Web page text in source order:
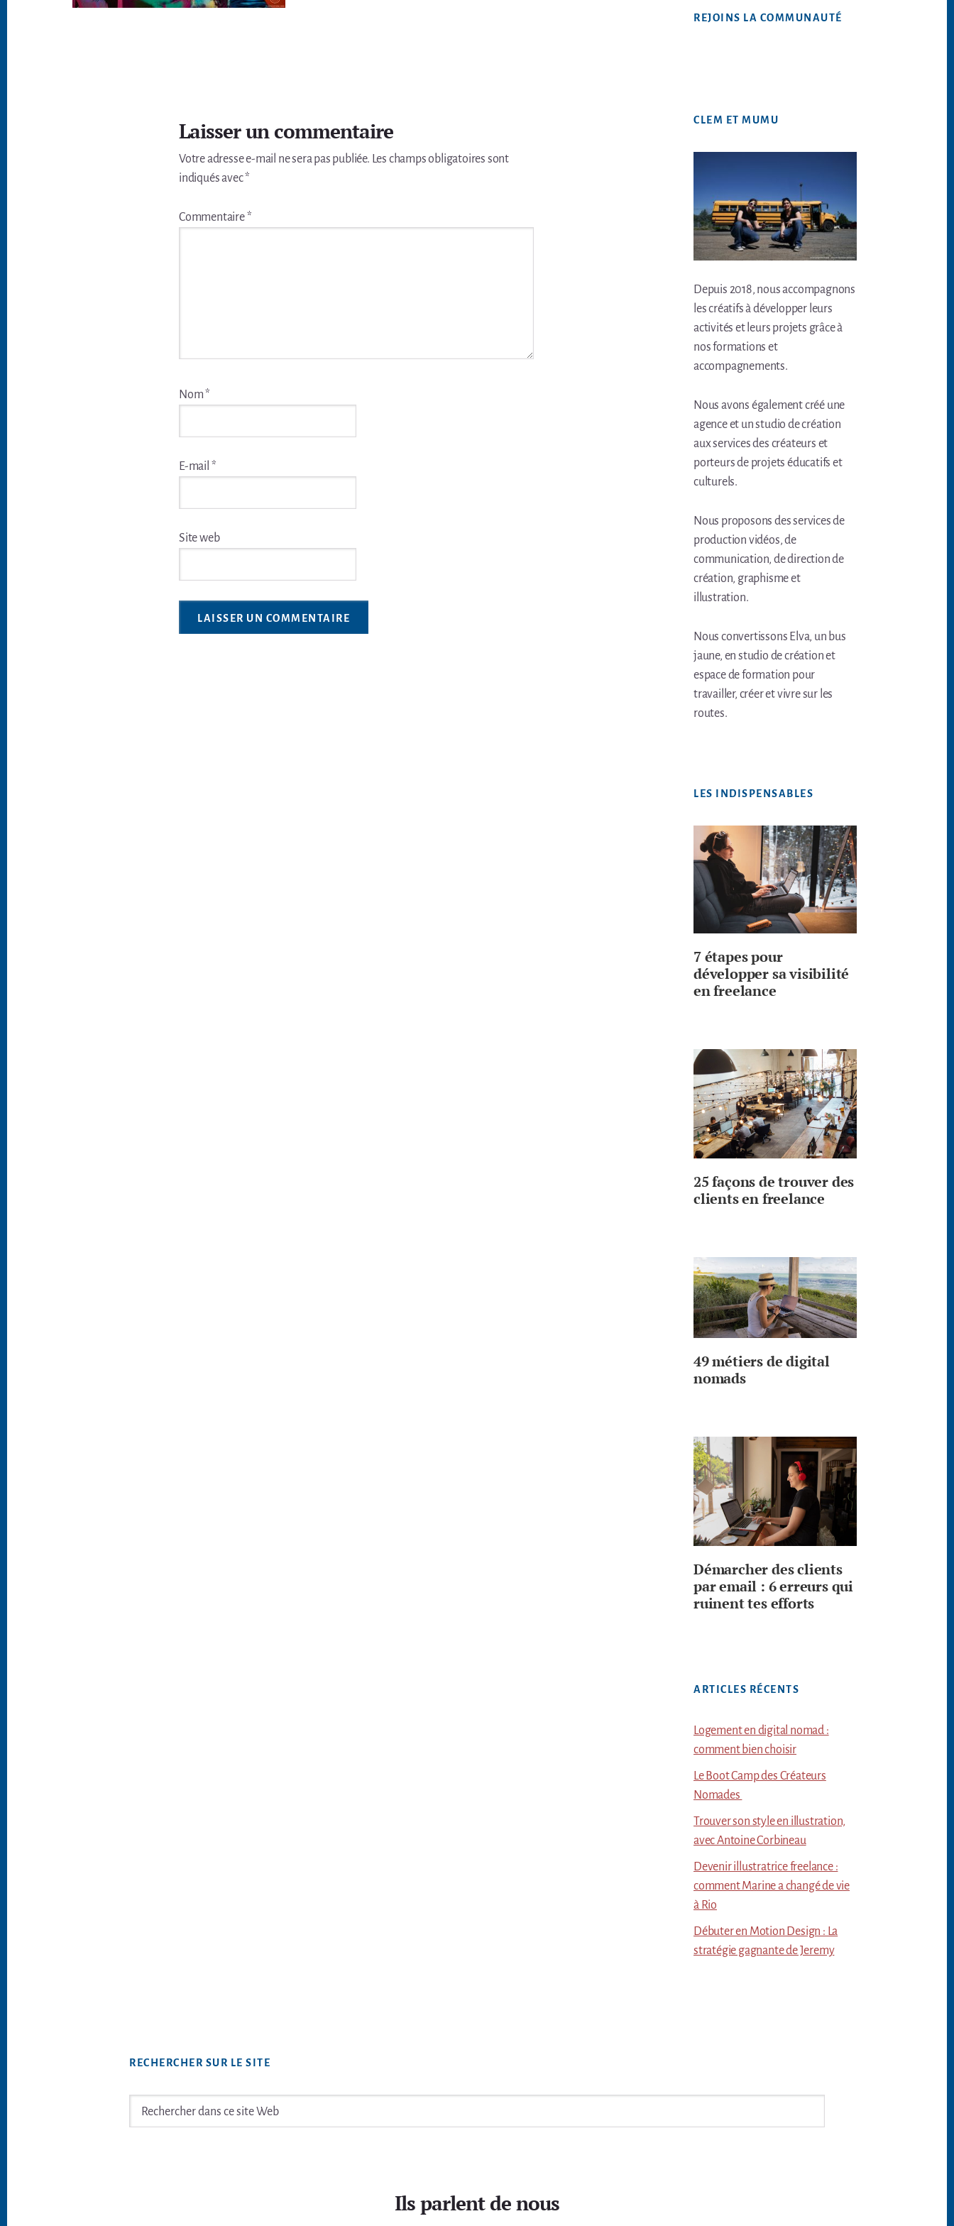
Laisser un commentaire
Votre adresse e-mail ne sera pas publiée. Les champs obligatoires sont
indiqués avec*
Commentaire*
Nom*
E-mail *
Site web
REJOINS LA COMMUNAUTÉ
CLEM ET MUMU
Depuis 2018, nous accompagnons
les créatifs à développer leurs
activités et leurs projets grâce à
nos formations et
accompagnements.
Nous avons également créé une
agence et un studio de création
aux services des créateurs et
porteurs de projets éducatifs et
culturels.
Nous proposons des services de
production vidéos, de
communication, de direction de
création, graphisme et
illustration.
Nous convertissons Elva, un bus
jaune, en studio de création et
espace de formation pour
travailler, créer et vivre sur les
routes.
LES INDISPENSABLES
7 étapes pour
développer sa visibilité
en freelance
25 façons de trouver des
clients en freelance
49 métiers de digital
nomads
Démarcher des clients
par email : 6 erreurs qui
ruinent tes efforts
ARTICLES RÉCENTS
Logement en digital nomad :
comment bien choisir
Le Boot Camp des Créateurs
Nomades
Trouver son style en illustration,
avec Antoine Corbineau
Devenir illustratrice freelance :
comment Marine a changé de vie
à Rio
Débuter en Motion Design : La
stratégie gagnante de Jeremy
RECHERCHER SUR LE SITE
Rechercher
dans
Ils parlent de nous